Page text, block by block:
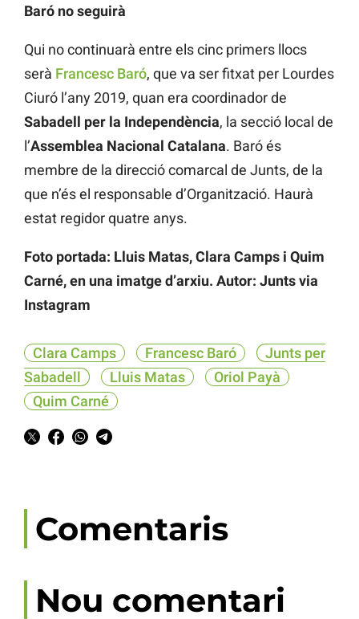
Baró no seguirà
Qui no continuarà entre els cinc primers llocs
serà Francesc Baró, que va ser fitxat per Lourdes
Ciuró l’any 2019, quan era coordinador de
Sabadell per la Independència, la secció local de
l’Assemblea Nacional Catalana. Baró és
membre de la direcció comarcal de Junts, de la
que n’és el responsable d’Organització. Haurà
estat regidor quatre anys.
Foto portada: Lluis Matas, Clara Camps i Quim
Carné, en una imatge d’arxiu. Autor: Junts via
Instagram
Clara Camps Francesc Baró
Junts per
Sabadell
Lluis Matas
Oriol Payà
Quim Carné
Comentaris
Nou comentari